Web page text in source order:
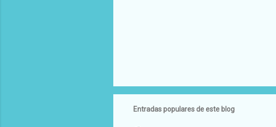
Entradas populares de este blog